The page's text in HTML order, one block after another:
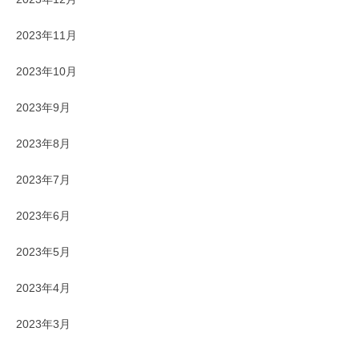
2023年11月
2023年10月
2023年9月
2023年8月
2023年7月
2023年6月
2023年5月
2023年4月
2023年3月